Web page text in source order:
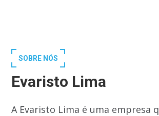
SOBRE NÓS
Evaristo Lima
A Evaristo Lima é uma empresa